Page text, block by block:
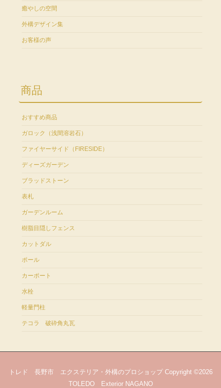
癒やしの空間
外構デザイン集
お客様の声
商品
おすすめ商品
ガロック（浅間溶岩石）
ファイヤーサイド（FIRESIDE）
ディーズガーデン
ブラッドストーン
表札
ガーデンルーム
樹脂目隠しフェンス
カットダル
ポール
カーポート
水栓
軽量門柱
テコラ 破砕角丸瓦
トレド 長野市 エクステリア・外構のプロショップ Copyright ©2026
TOLEDO Exterior NAGANO